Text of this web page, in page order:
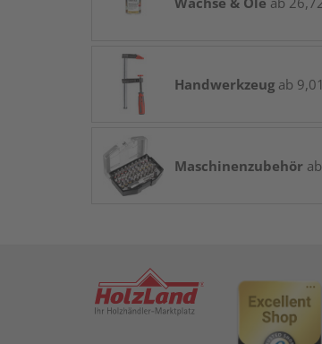
Handwerkzeug ab
Maschinenzubehör